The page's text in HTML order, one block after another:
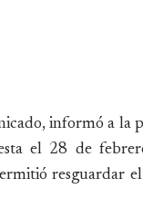
informó a
el 28 de
resguardar